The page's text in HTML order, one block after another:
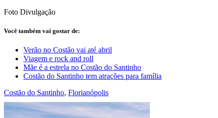
Foto Divulgação
Você também vai gostar de:
Verão no Costão vai até abril
Viagem e rock and roll
Mãe é a estrela no Costão do Santinho
Costão do Santinho tem atrações para família
Costão do Santinho, Florianópolis